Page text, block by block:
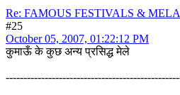
Re: FAMOUS FESTIVALS &
#25
October 05, 2007, 01:22:12 PM
कुमाऊँ के कुछ अन्य प्रसिद्ध मेले